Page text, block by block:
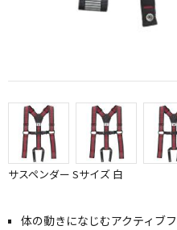
サスペンダー Sサイズ 白
体の動きになじむアクティブ